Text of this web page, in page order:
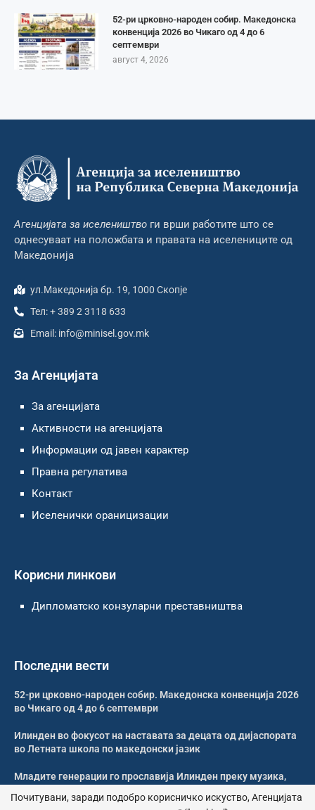
52-ри црковно-народен собир. Македонска
конвенција 2026 во Чикаго од 4 до 6
септември
август 4, 2026
Агенцијата за иселеништво ги врши работите што се
однесуваат на положбата и правата на иселениците од
Македонија
ул.Македонија бр. 19, 1000 Скопје
Тел: + 389 2 3118 633
Email: info@minisel.gov.mk
За Агенцијата
За агенцијата
Активности на агенцијата
Информации од јавен карактер
Правна регулатива
Контакт
Иселенички ораницизации
Корисни линкови
Дипломатско конзуларни преставништва
Последни вести
52-ри црковно-народен собир. Македонска конвенција 2026
во Чикаго од 4 до 6 септември
Илинден во фокусот на наставата за децата од дијаспората
во Летната школа по македонски јазик
Младите генерации го прославија Илинден преку музика,
Почитувани, заради подобро корисничко искуство, Агенцијата